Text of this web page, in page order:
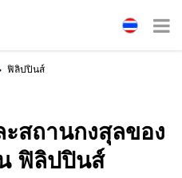
ฟิลิปปินส์
สถานกงสุลของ
ฟิลิปปินส์